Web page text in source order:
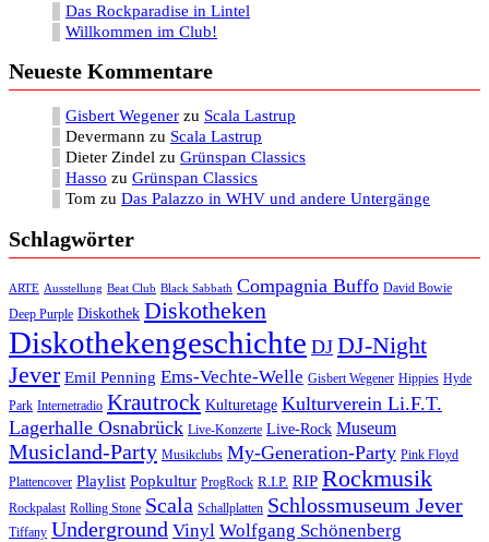
Das Rockparadise in Lintel
Willkommen im Club!
Neueste Kommentare
Gisbert Wegener zu Scala Lastrup
Devermann zu Scala Lastrup
Dieter Zindel zu Grünspan Classics
Hasso zu Grünspan Classics
Tom zu Das Palazzo in WHV und andere Untergänge
Schlagwörter
ARTE Ausstellung Beat Club Black Sabbath Compagnia Buffo David Bowie
Deep Purple Diskothek Diskotheken
Diskothekengeschichte DJ DJ-Night
Jever Emil Penning Ems-Vechte-Welle Gisbert Wegener Hippies Hyde
Park Internetradio Krautrock Kulturetage Kulturverein Li.F.T.
Lagerhalle Osnabrück Live-Konzerte Live-Rock Museum
Musicland-Party Musikclubs My-Generation-Party Pink Floyd
Plattencover Playlist Popkultur ProgRock R.I.P. RIP Rockmusik
Rockpalast Rolling Stone Scala Schallplatten Schlossmuseum Jever
Tiffany Underground Vinyl Wolfgang Schönenberg